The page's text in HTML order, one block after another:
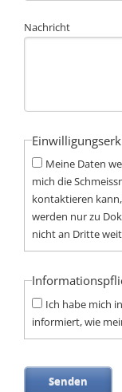
Nachricht
Pflichtfeld
Meine Daten
mich die
kontaktieren
werden nur zu
nicht an Dritte
Pflichtfeld
Ich habe mich
informiert, wie
Senden